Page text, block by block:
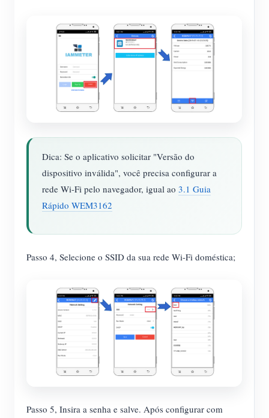
Dica: Se o aplicativo solicitar "Versão do
dispositivo inválida", você precisa configurar a
rede Wi-Fi pelo navegador, igual ao 3.1 Guia
Rápido WEM3162
Passo 4, Selecione o SSID da sua rede Wi-Fi doméstica;
Passo 5, Insira a senha e salve. Após configurar com